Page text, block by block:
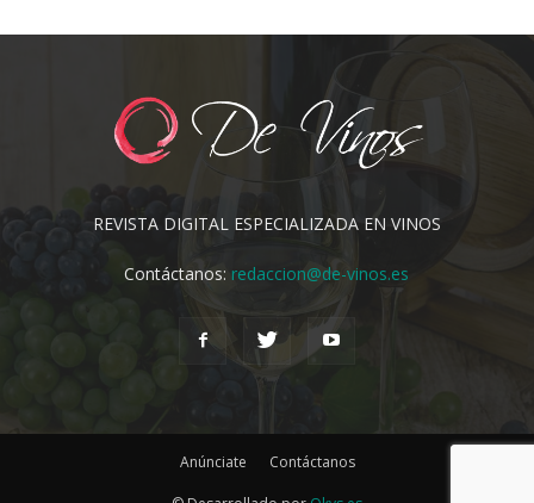
REVISTA DIGITAL ESPECIALIZADA EN VINOS
Contáctanos:redaccion@de-vinos.es
Anúnciate Contáctanos